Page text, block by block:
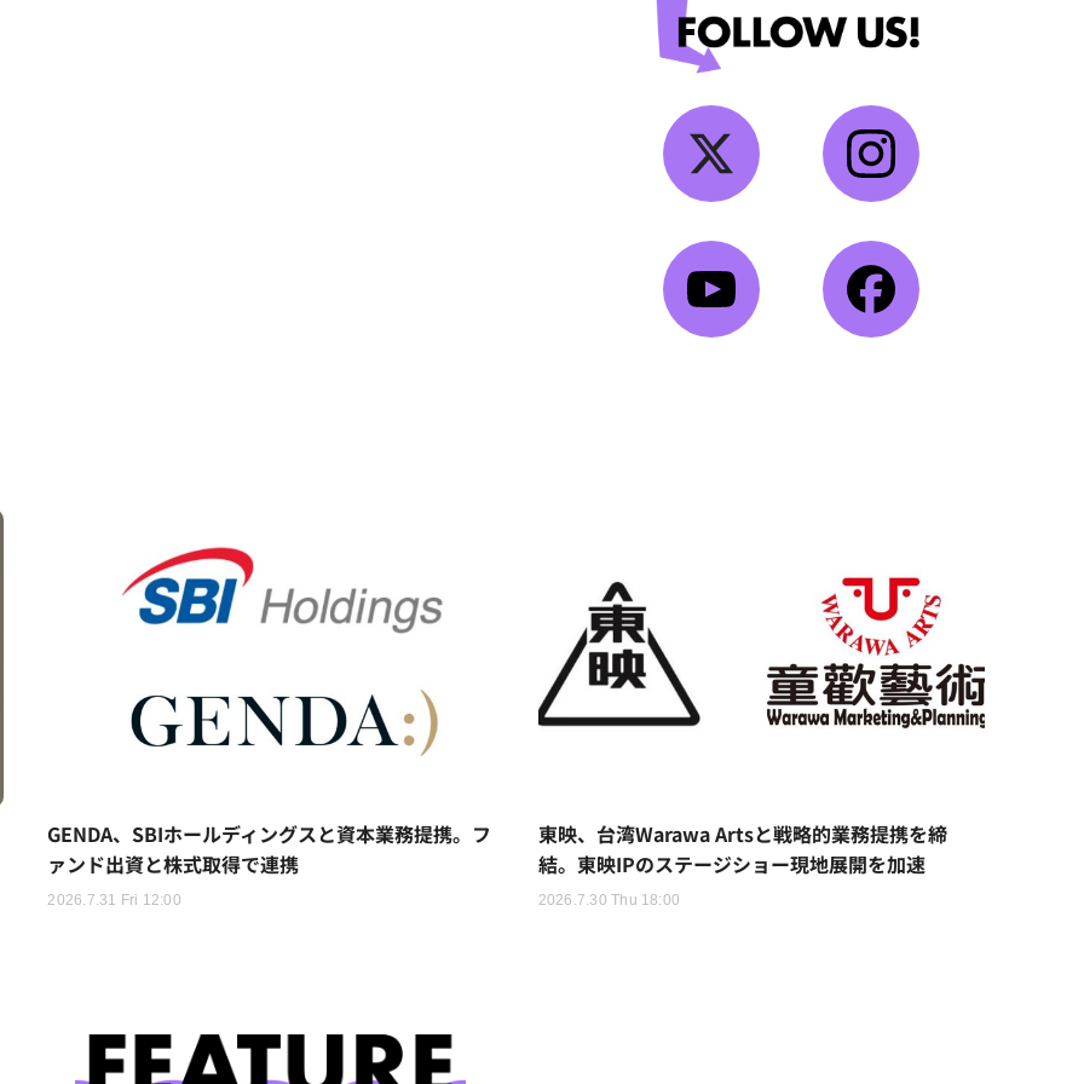
GENDA、SBIホールディングスと資本業務提携。フ
ァンド出資と株式取得で連携
2026.7.31 Fri 12:00
東映、台湾Warawa Artsと戦略的業務提携を締
結。東映IPのステージショー現地展開を加速
2026.7.30 Thu 18:00